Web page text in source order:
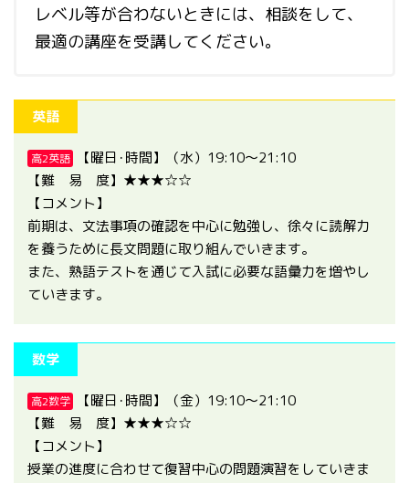
レベル等が合わないときには、相談をして、
最適の講座を受講してください。
英語
高2英語
【曜日･時間】（水）19:10～21:10
【難 易 度】★★★☆☆
【コメント】
前期は、文法事項の確認を中心に勉強し、徐々に読解力
を養うために長文問題に取り組んでいきます。
また、熟語テストを通じて入試に必要な語彙力を増やし
ていきます。
数学
高2数学
【曜日･時間】（金）19:10～21:10
【難 易 度】★★★☆☆
【コメント】
授業の進度に合わせて復習中心の問題演習をしていきま